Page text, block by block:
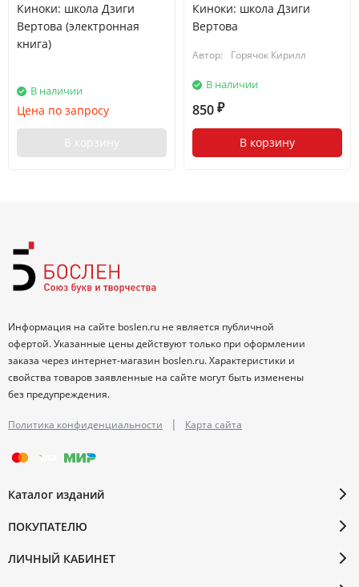
Киноки: школа Дзиги
Вертова (электронная
книга)
В наличии
Цена по запросу
В корзину
Киноки: школа Дзиги
Вертова
Автор: Горячок Кирилл
В наличии
850 ₽
В корзину
Информация на сайте boslen.ru не является публичной
офертой. Указанные цены действуют только при оформлении
заказа через интернет-магазин boslen.ru. Характеристики и
свойства товаров заявленные на сайте могут быть изменены
без предупреждения.
Политика конфиденциальности | Карта сайта
Каталог изданий
ПОКУПАТЕЛЮ
ЛИЧНЫЙ КАБИНЕТ